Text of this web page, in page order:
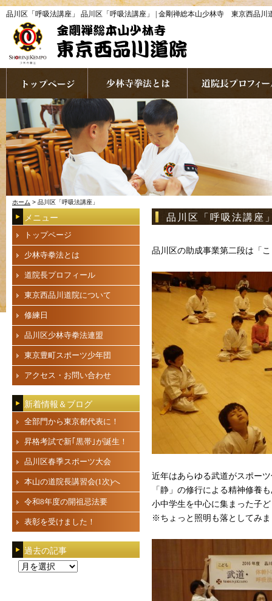
品川区「呼吸法講座」 品川区「呼吸法講座」 | 金剛禅総本山少林寺 東京西品川
ホーム > 品川区「呼吸法講座」
品川区「呼吸法講座
品川区の助成事業第二段は「
近年はあらゆる武道がスポー
「静」の修行による精神修養
小中学生を中心に集まった子
※ちょっと照明も落としてみ
メニュー
トップページ
少林寺拳法とは
道院長プロフィール
東京西品川道院について
修練日
品川区少林寺拳法連盟
東京豊町スポーツ少年団
アクセス・お問い合わせ
新着情報＆ブログ
全部門から東京都代表に！
昇格考試で新｢黒帯｣が誕生！
品川区春季スポーツ大会
本山の道院長講習会(1次)へ
令和8年度の開祖忌法要
表彰を受けました！
過去の記事